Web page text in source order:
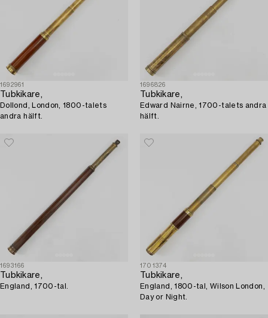
1692961
Tubkikare,
Dollond, London, 1800-talets
andra hälft.
1696826
Tubkikare,
Edward Nairne, 1700-talets andra
hälft.
1693166
Tubkikare,
England, 1700-tal.
1701374
Tubkikare,
England, 1800-tal, Wilson London,
Day or Night.